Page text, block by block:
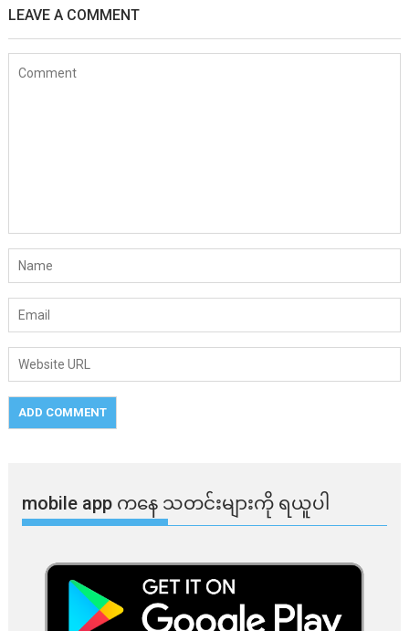
LEAVE A COMMENT
mobile app ​​ကနေ ​​သတင်းများကို ရယူပါ